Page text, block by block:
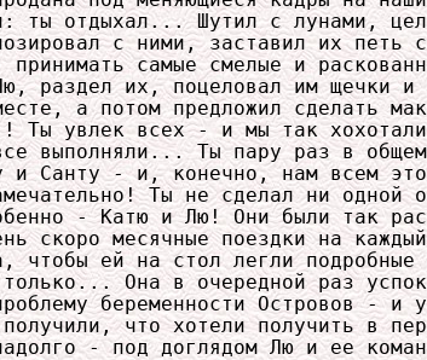
ты отдыхал... Шутил с лунами,
с ними, заставил их петь
принимать самые смелые и
раздел их, поцеловал им щечки и
а потом предложил сделать
Ты увлек всех - и мы так хохотали
выполняли... Ты пару раз в общем
Санту - и, конечно, нам всем это
Ты не сделал ни одной
- Катю и Лю! Они были так
скоро месячные поездки на
чтобы ей на стол легли
Она в очередной раз
беременности Островов - и
что хотели получить в
- под доглядом Лю и ее